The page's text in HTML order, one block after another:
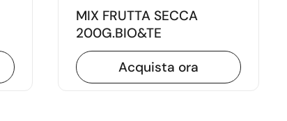
MIX FRUTTA SECCA
200G.BIO&TE
Acquista ora